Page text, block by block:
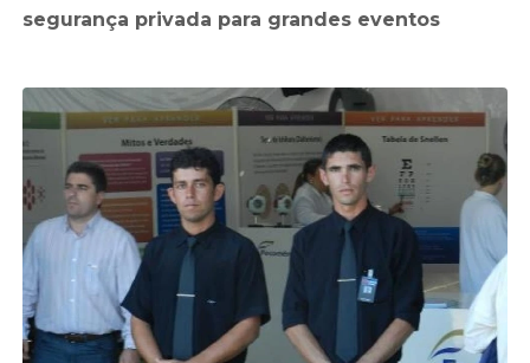
segurança privada para grandes eventos